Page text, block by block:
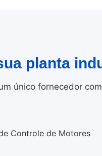
planta
único fornecedor